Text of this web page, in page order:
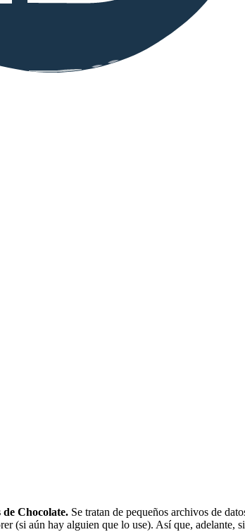
de Chocolate. Se tratan de pequeños archivos de
(si aún hay alguien que lo use). Así que, adelante,